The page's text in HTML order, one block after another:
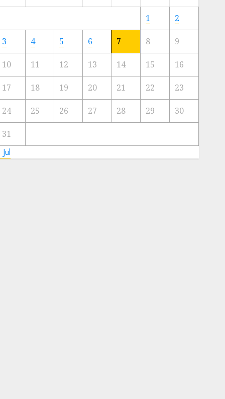
Artis
Kota
23/11/2024
0
1 2
3 4 5 6 7 8 9
10 11 12 13 14 15 16
17 18 19 20 21 22 23
24 25 26 27 28 29 30
31